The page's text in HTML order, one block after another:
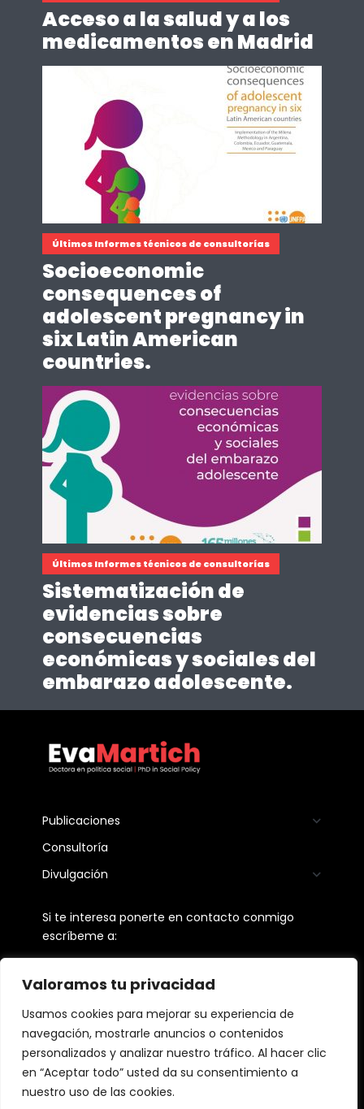
Valoramos tu privacidad
Usamos cookies para mejorar su experiencia de
navegación, mostrarle anuncios o contenidos
personalizados y analizar nuestro tráfico. Al hacer clic
en “Aceptar todo” usted da su consentimiento a
nuestro uso de las cookies.
Acceso a la salud y a los
medicamentos en Madrid
Últimos Informes técnicos de consultorías
Socioeconomic
consequences of
adolescent pregnancy in
six Latin American
countries.
Últimos Informes técnicos de consultorías
Sistematización de
evidencias sobre
consecuencias
económicas y sociales del
embarazo adolescente.
Publicaciones
Consultoría
Divulgación
Si te interesa ponerte en contacto conmigo
escríbeme a:
Seguime en:
Aviso Legal